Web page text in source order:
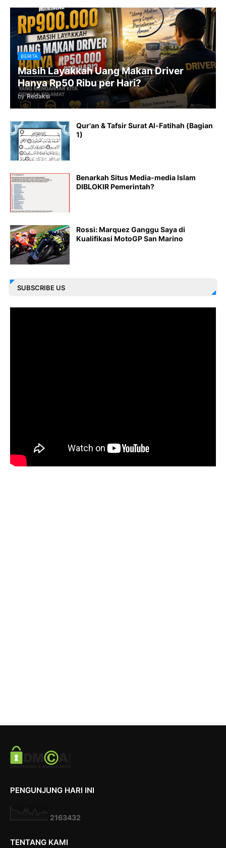
BERITA
Masih Layakkah Uang Makan Driver
Hanya Rp50 Ribu per Hari?
by Redaksi
Qur'an & Tafsir Surat Al-Fatihah (Bagian
1)
Benarkah Situs Media-media Islam
DIBLOKIR Pemerintah?
Rossi: Marquez Ganggu Saya di
Kualifikasi MotoGP San Marino
SUBSCRIBE US
PENGUNJUNG HARI INI
2163432
TENTANG KAMI